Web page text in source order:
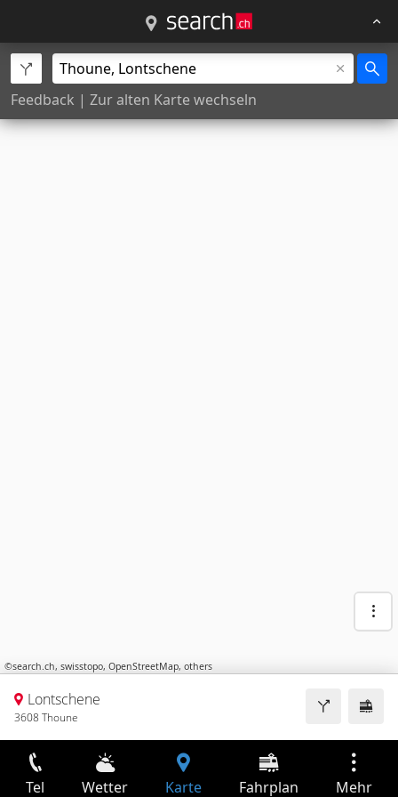
Feedback | Zur alten Karte wechseln
©search.ch, swisstopo, OpenStreetMap, others
Lontschene
3608 Thoune
Tel Wetter Karte Fahrplan Mehr